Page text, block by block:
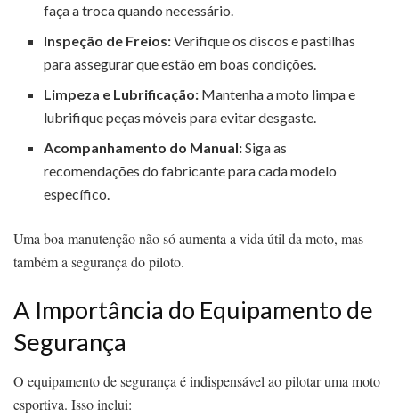
faça a troca quando necessário.
Inspeção de Freios:Verifique os discos e pastilhas
para assegurar que estão em boas condições.
Limpeza e Lubrificação: Mantenha a moto limpa e
lubrifique peças móveis para evitar desgaste.
Acompanhamento do Manual:Siga as
recomendações do fabricante para cada modelo
específico.
Uma boa manutenção não só aumenta a vida útil da moto, mas
também a segurança do piloto.
A Importância do Equipamento de
Segurança
O equipamento de segurança é indispensável ao pilotar uma moto
esportiva. Isso inclui: